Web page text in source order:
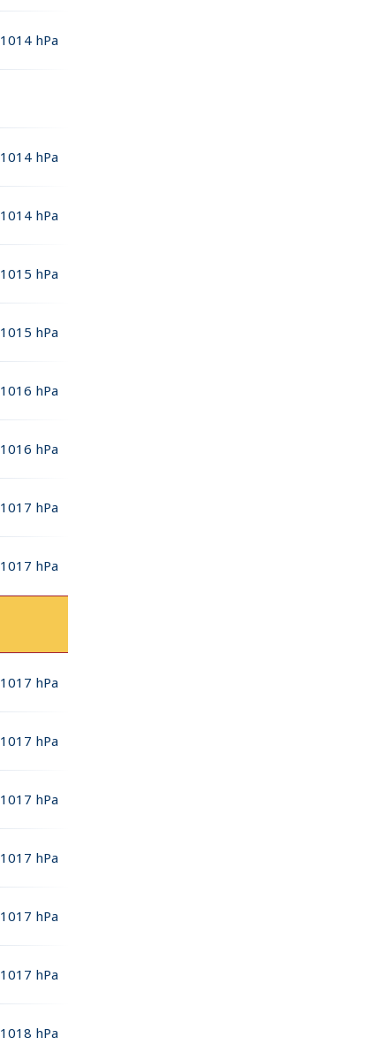
1014 hPa
1014 hPa
1014 hPa
1015 hPa
1015 hPa
1016 hPa
1016 hPa
1017 hPa
1017 hPa
1017 hPa
1017 hPa
1017 hPa
1017 hPa
1017 hPa
1017 hPa
1018 hPa